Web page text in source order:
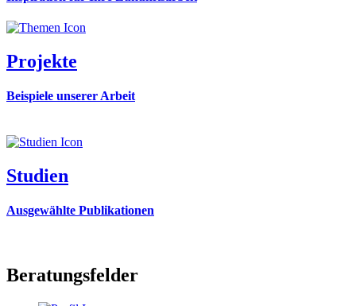
Projekte
Beispiele unserer Arbeit
Studien
Ausgewählte Publikationen
Beratungsfelder